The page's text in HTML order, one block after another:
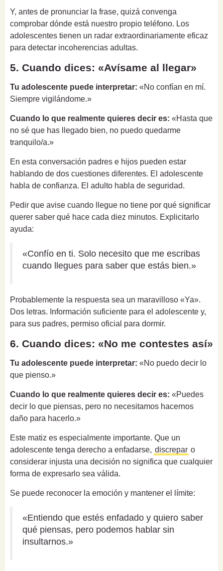
Y, antes de pronunciar la frase, quizá convenga
comprobar dónde está nuestro propio teléfono. Los
adolescentes tienen un radar extraordinariamente eficaz
para detectar incoherencias adultas.
5. Cuando dices: «Avísame al llegar»
Tu adolescente puede interpretar: «No confían en mí.
Siempre vigilándome.»
Cuando lo que realmente quieres decir es: «Hasta que
no sé que has llegado bien, no puedo quedarme
tranquilo/a.»
En esta conversación padres e hijos pueden estar
hablando de dos cuestiones diferentes. El adolescente
habla de confianza. El adulto habla de seguridad.
Pedir que avise cuando llegue no tiene por qué significar
querer saber qué hace cada diez minutos. Explicitarlo
ayuda:
«Confío en ti. Solo necesito que me escribas
cuando llegues para saber que estás bien.»
Probablemente la respuesta sea un maravilloso «Ya».
Dos letras. Información suficiente para el adolescente y,
para sus padres, permiso oficial para dormir.
6. Cuando dices: «No me contestes así»
Tu adolescente puede interpretar: «No puedo decir lo
que pienso.»
Cuando lo que realmente quieres decir es: «Puedes
decir lo que piensas, pero no necesitamos hacernos
daño para hacerlo.»
Este matiz es especialmente importante. Que un
adolescente tenga derecho a enfadarse, discrepar o
considerar injusta una decisión no significa que cualquier
forma de expresarlo sea válida.
Se puede reconocer la emoción y mantener el límite:
«Entiendo que estés enfadado y quiero saber
qué piensas, pero podemos hablar sin
insultarnos.»